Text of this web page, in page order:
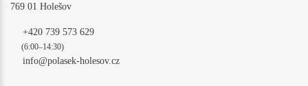
769 01 Holešov
+420 739 573 629
(6:00–14:30)
info@polasek-holesov.cz